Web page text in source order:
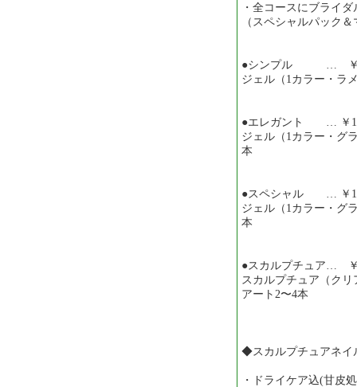
・全コースにブライ
（スペシャルパック
●シンプル … ￥
ジェル（1カラー・ラ
●エレガント … ￥
ジェル（1カラー・グ
本
●スペシャル … ￥
ジェル（1カラー・グ
本
●スカルプチュア… ￥
スカルプチュア（ク
アート2〜4本
◆スカルプチュアネ
・ドライケア込(甘皮